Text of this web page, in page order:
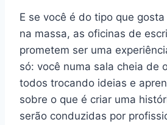
E se você é do tipo que
na massa, as oficinas de
prometem ser uma
só: você numa sala cheia de
todos trocando ideias e
sobre o que é criar uma
serão conduzidas por